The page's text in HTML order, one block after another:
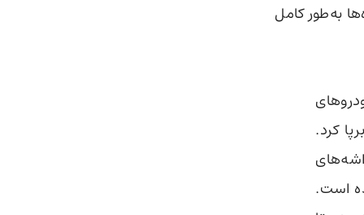
به‌طور کامل
کرد.
است.